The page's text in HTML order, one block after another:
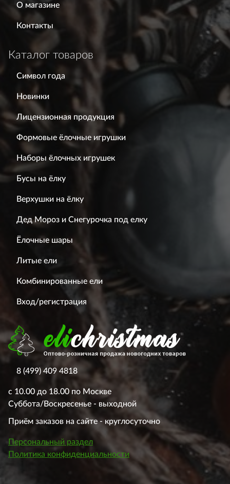
О магазине
Контакты
Каталог товаров
Символ года
Новинки
Лицензионная продукция
Формовые ёлочные игрушки
Наборы ёлочных игрушек
Бусы на ёлку
Верхушки на ёлку
Дед Мороз и Снегурочка под елку
Ёлочные шары
Литые ели
Комбинированные ели
Вход/регистрация
8 (499) 409 4818
с 10.00 до 18.00 по Москве
Суббота/Воскресенье - выходной
Приём заказов на сайте - круглосуточно
Персональный раздел
Политика конфиденциальности